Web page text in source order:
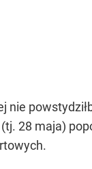
28 maja)